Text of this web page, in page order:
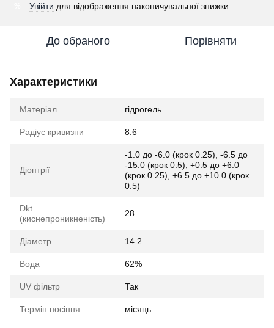
Увійти для відображення накопичувальної знижки
До обраного Порівняти
Характеристики
Матеріал гідрогель
Радіус кривизни 8.6
Діоптрії
-1.0 до -6.0 (крок 0.25), -6.5 до
-15.0 (крок 0.5), +0.5 до +6.0
(крок 0.25), +6.5 до +10.0 (крок
0.5)
Dkt
(киснепроникненість)
28
Діаметр 14.2
Вода 62%
UV фільтр Так
Термін носіння місяць